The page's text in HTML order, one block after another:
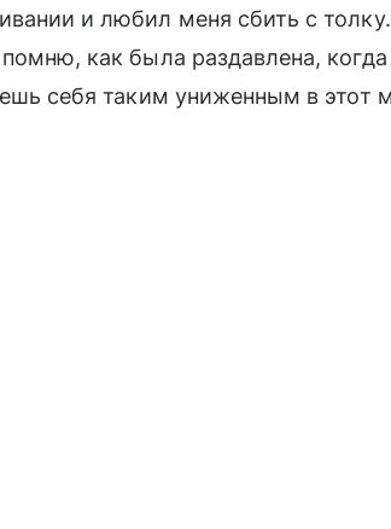
и любил меня сбить с
как была раздавлена,
себя таким униженным в этот